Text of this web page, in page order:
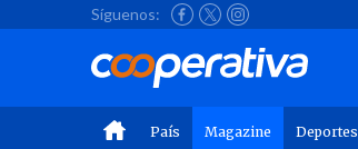
Síguenos:
País Magazine Deportes